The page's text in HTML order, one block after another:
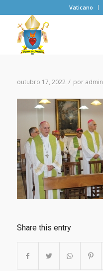
Vaticano
outubro 17, 2022 / por admin
Share this entry